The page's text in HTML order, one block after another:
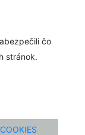
čo
stránok.